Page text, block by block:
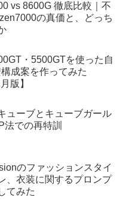
vs 8600G 徹底比較｜不
の真価と、どっち
・5500GTを使った自
成案を作ってみた
版】
ューブとキューブガール
での再特訓
のファッションスタイ
、衣装に関するプロンプ
てみた